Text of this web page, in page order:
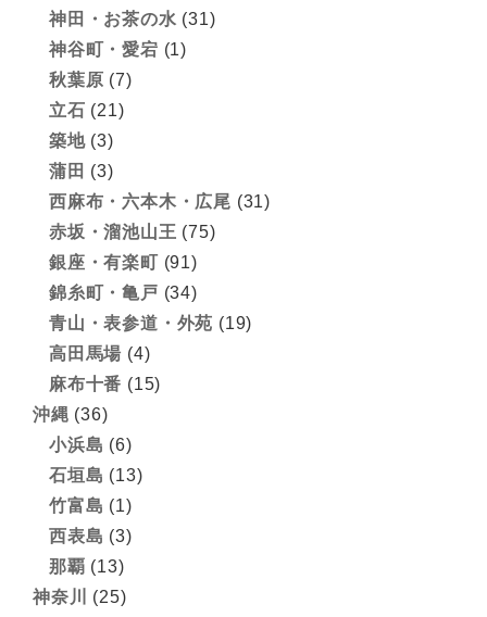
神田・お茶の水 (31)
神谷町・愛宕 (1)
秋葉原 (7)
立石 (21)
築地(3)
蒲田 (3)
西麻布・六本木・広尾 (31)
赤坂・溜池山王 (75)
銀座・有楽町 (91)
錦糸町・亀戸 (34)
青山・表参道・外苑 (19)
高田馬場 (4)
麻布十番 (15)
沖縄 (36)
小浜島 (6)
石垣島 (13)
竹富島 (1)
西表島 (3)
那覇 (13)
神奈川
(25)